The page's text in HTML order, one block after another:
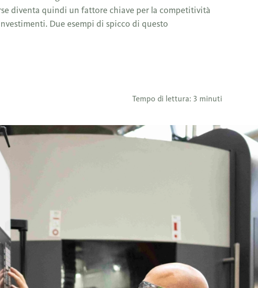
diventa quindi un fattore chiave per la competitività
Due esempi di spicco di questo
Tempo di lettura: 3 minuti